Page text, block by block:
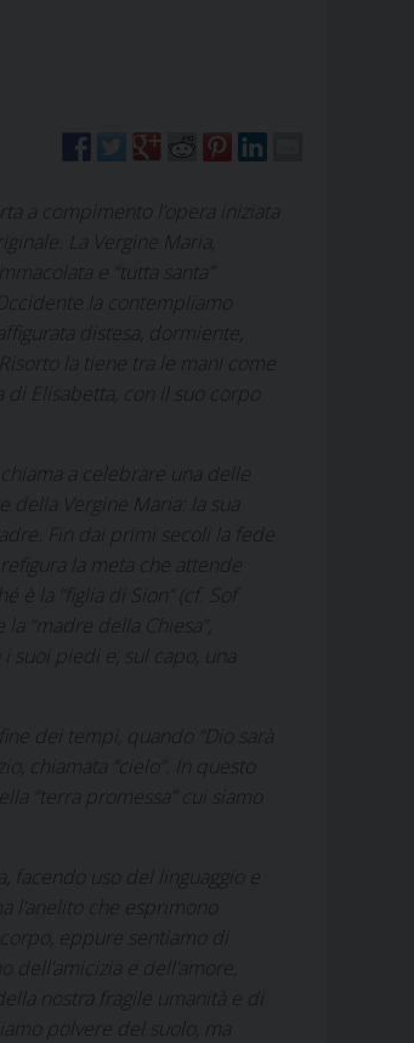
a compimento l’opera iniziata
La Vergine Maria,
e “tutta santa”
la contempliamo
distesa, dormiente,
la tiene tra le mani come
Elisabetta, con il suo corpo
a celebrare una delle
Vergine Maria: la sua
Fin dai primi secoli la fede
la meta che attende
la “figlia di Sion” (cf. Sof
“madre della Chiesa”,
suoi piedi e, sul capo, una
dei tempi, quando “Dio sarà
chiamata “cielo”. In questo
“terra promessa” cui siamo
facendo uso del linguaggio e
che esprimono
eppure sentiamo di
e dell’amore,
nostra fragile umanità e di
polvere del suolo, ma